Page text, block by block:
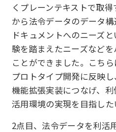
くプレーンテキストで取
から法令データのデータ
ドキュメントへのニーズ
験を踏まえたニーズなど
ことができました。こち
プロトタイプ開発に反映
機能拡張実装につなげ、
活用環境の実現を目指した
2点目、法令データを利活